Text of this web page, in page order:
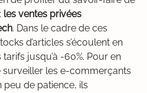
les ventes privées
. Dans le cadre de ces
d’articles s’écoulent en
jusqu’à -60%. Pour en
surveiller les e-commerçants
peu de patience, ils